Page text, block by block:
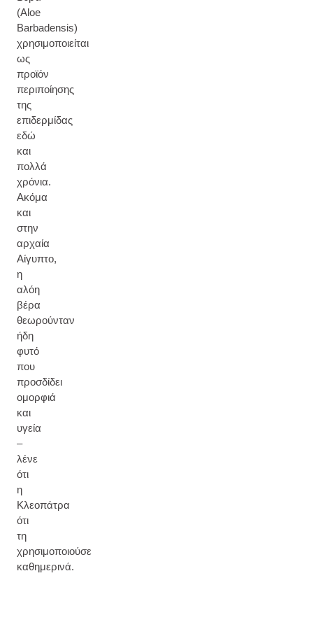
(Aloe
Barbadensis)
χρησιμοποιείται
ως
προϊόν
περιποίησης
της
επιδερμίδας
εδώ
και
πολλά
χρόνια.
Ακόμα
και
στην
αρχαία
Αίγυπτο,
η
αλόη
βέρα
θεωρούνταν
ήδη
φυτό
που
προσδίδει
ομορφιά
και
υγεία
–
λένε
ότι
η
Κλεοπάτρα
ότι
τη
χρησιμοποιούσε
καθημερινά.